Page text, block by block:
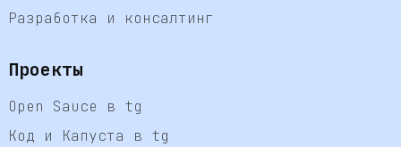
Разработка и консалтинг
Проекты
Open Sauce в tg
Код и Капуста в tg